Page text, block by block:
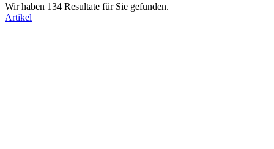
Wir haben 134 Resultate für Sie gefunden.
Artikel